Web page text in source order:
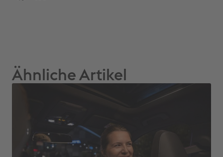
Ähnliche Artikel